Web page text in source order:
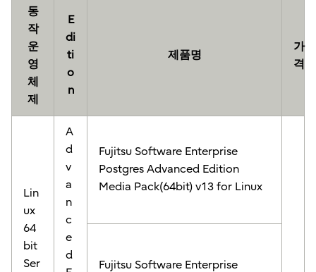
동
작
운
영
체
제
E
di
ti
o
n
제품명
가
격
Lin
ux
64
bit
Ser
A
d
v
a
n
c
e
d
Fujitsu Software Enterprise
Postgres Advanced Edition
Media Pack(64bit) v13 for Linux
Fujitsu Software Enterprise